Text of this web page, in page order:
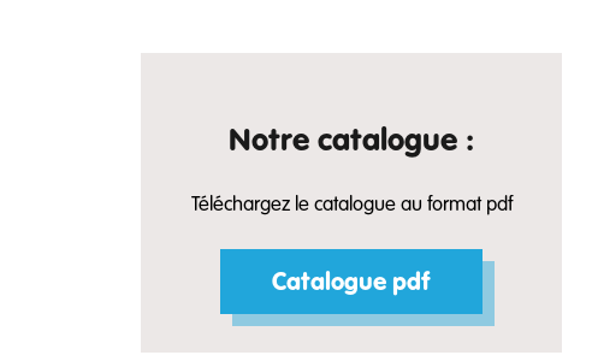
Notre catalogue :
Téléchargez le catalogue au format pdf
Catalogue pdf